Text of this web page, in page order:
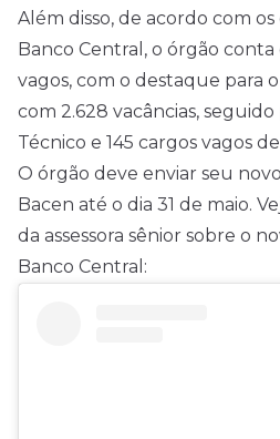
Além disso, de acordo com
Banco Central, o órgão conta
vagos, com o destaque para
com 2.628 vacâncias,
Técnico e 145 cargos vagos
O órgão deve enviar seu
Bacen até o dia 31 de maio.
da assessora sênior sobre o
Banco Central: